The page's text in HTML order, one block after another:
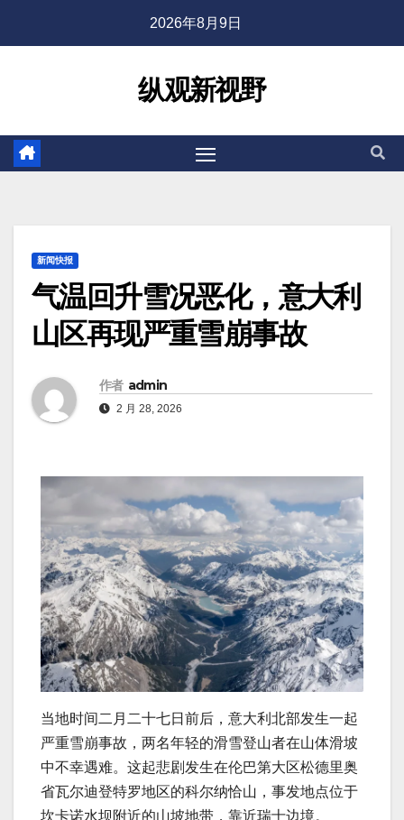
2026年8月9日
纵观新视野
新闻快报
气温回升雪况恶化，意大利
山区再现严重雪崩事故
作者 admin
2 月 28, 2026
当地时间二月二十七日前后，意大利北部发生一起
严重雪崩事故，两名年轻的滑雪登山者在山体滑坡
中不幸遇难。这起悲剧发生在伦巴第大区松德里奥
省瓦尔迪登特罗地区的科尔纳恰山，事发地点位于
坎卡诺水坝附近的山坡地带，靠近瑞士边境。